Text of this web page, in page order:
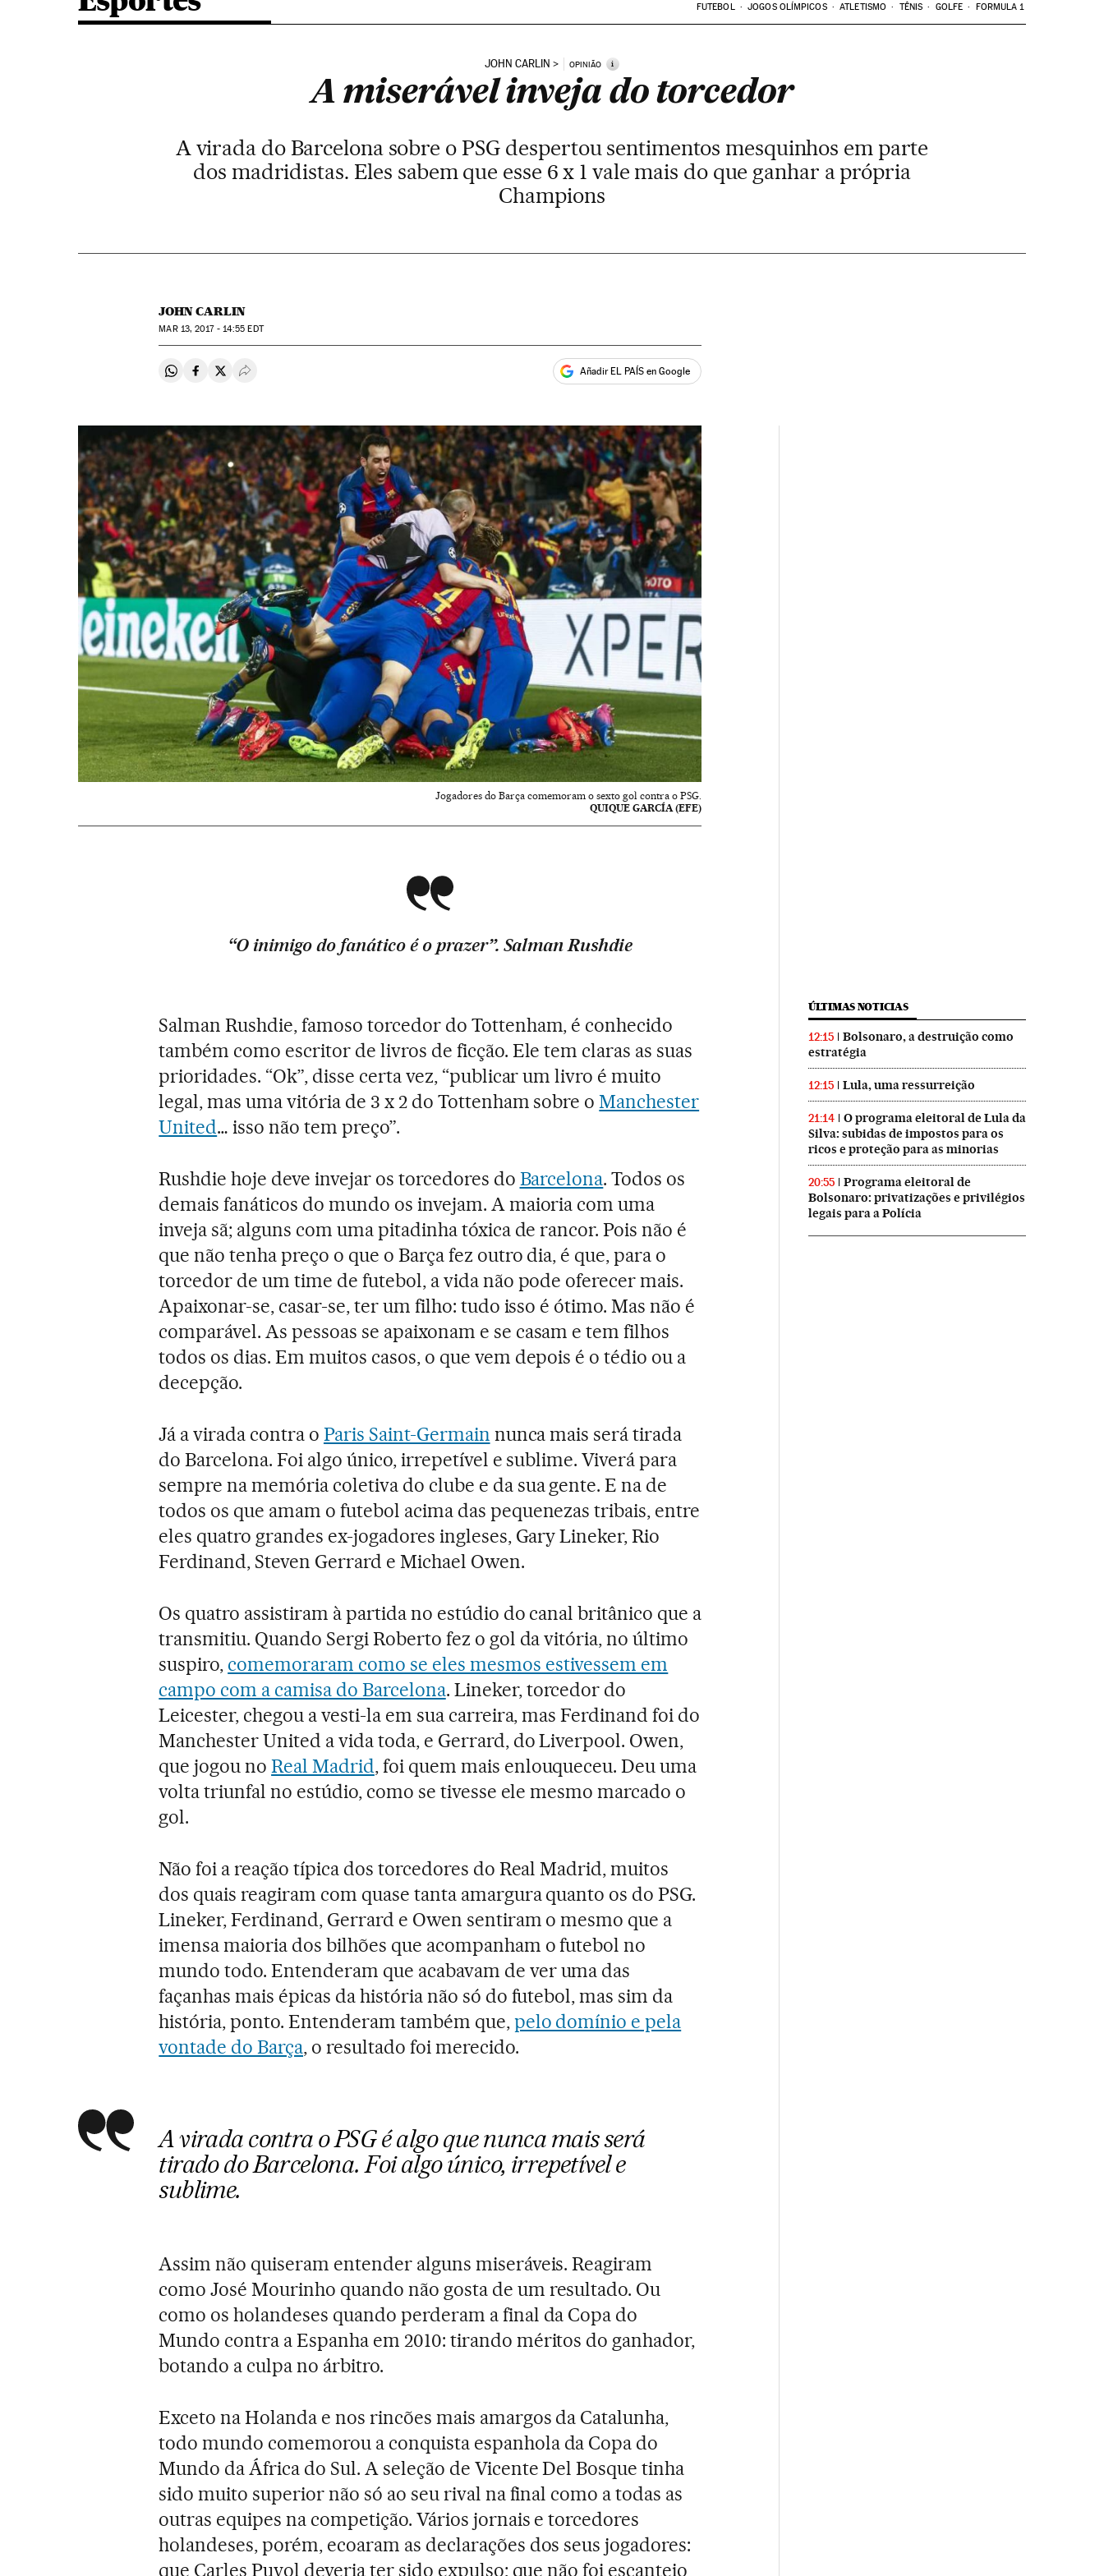
FUTEBOL JOGOS OLÍMPICOS ATLETISMO TÊNIS GOLFE FORMULA 1
JOHN CARLIN OPINIÃO i
A miserável inveja do torcedor
A virada do Barcelona sobre o PSG despertou sentimentos mesquinhos em parte
dos madridistas. Eles sabem que esse 6 x 1 vale mais do que ganhar a própria
Champions
JOHN CARLIN
MAR13, 2017 - 14:55 EDT
Compartir en Whatsapp
Compartir en Facebook
Compartir en Twitter
Desplegar Redes Sociales Añadir EL PAÍS en Google
Jogadores do Barça comemoram o sexto gol contra o PSG.
QUIQUE GARCÍA (EFE)
“O inimigo do fanático é o prazer”. Salman Rushdie
Salman Rushdie, famoso torcedor do Tottenham, é conhecido
também como escritor de livros de ficção. Ele tem claras as suas
prioridades. “Ok”, disse certa vez, “publicar um livro é muito
legal, mas uma vitória de 3 x 2 do Tottenham sobre oManchester
United… isso não tem preço”.
Rushdie hoje deve invejar os torcedores do Barcelona. Todos os
demais fanáticos do mundo os invejam. A maioria com uma
inveja sã; alguns com uma pitadinha tóxica de rancor. Pois não é
que não tenha preço o que o Barça fez outro dia, é que, para o
torcedor de um time de futebol, a vida não pode oferecer mais.
Apaixonar-se, casar-se, ter um filho: tudo isso é ótimo. Mas não é
comparável. As pessoas se apaixonam e se casam e tem filhos
todos os dias. Em muitos casos, o que vem depois é o tédio ou a
decepção.
Já a virada contra o Paris Saint-Germain nunca mais será tirada
do Barcelona. Foi algo único, irrepetível e sublime. Viverá para
sempre na memória coletiva do clube e da sua gente. E na de
todos os que amam o futebol acima das pequenezas tribais, entre
eles quatro grandes ex-jogadores ingleses, Gary Lineker, Rio
Ferdinand, Steven Gerrard e Michael Owen.
Os quatro assistiram à partida no estúdio do canal britânico que a
transmitiu. Quando Sergi Roberto fez o gol da vitória, no último
suspiro, comemoraram como se eles mesmos estivessem em
campo com a camisa do Barcelona. Lineker, torcedor do
Leicester, chegou a vesti-la em sua carreira, mas Ferdinand foi do
Manchester United a vida toda, e Gerrard, do Liverpool. Owen,
que jogou noReal Madrid, foi quem mais enlouqueceu. Deu uma
volta triunfal no estúdio, como se tivesse ele mesmo marcado o
gol.
Não foi a reação típica dos torcedores do Real Madrid, muitos
dos quais reagiram com quase tanta amargura quanto os do PSG.
Lineker, Ferdinand, Gerrard e Owen sentiram o mesmo que a
imensa maioria dos bilhões que acompanham o futebol no
mundo todo. Entenderam que acabavam de ver uma das
façanhas mais épicas da história não só do futebol, mas sim da
história, ponto. Entenderam também que,pelo domínio e pela
vontade do Barça, o resultado foi merecido.
A virada contra o PSG é algo que nunca mais será
tirado do Barcelona. Foi algo único, irrepetível e
sublime.
Assim não quiseram entender alguns miseráveis. Reagiram
como José Mourinho quando não gosta de um resultado. Ou
como os holandeses quando perderam a final da Copa do
Mundo contra a Espanha em 2010: tirando méritos do ganhador,
botando a culpa no árbitro.
Exceto na Holanda e nos rincões mais amargos da Catalunha,
todo mundo comemorou a conquista espanhola da Copa do
Mundo da África do Sul. A seleção de Vicente Del Bosque tinha
sido muito superior não só ao seu rival na final como a todas as
outras equipes na competição. Vários jornais e torcedores
holandeses, porém, ecoaram as declarações dos seus jogadores:
que Carles Puyol deveria ter sido expulso; que não foi escanteio
ÚLTIMAS NOTICIAS
12:15
Bolsonaro, a destruição como
estratégia
12:15 Lula, uma ressurreição
21:14
O programa eleitoral de Lula da
Silva: subidas de impostos para os
ricos e proteção para as minorias
20:55
Programa eleitoral de
Bolsonaro: privatizações e privilégios
legais para a Polícia